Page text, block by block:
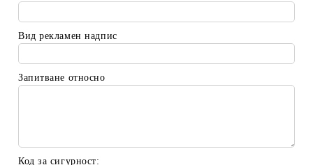
Вид рекламен надпис
Запитване относно
Код за сигурност: